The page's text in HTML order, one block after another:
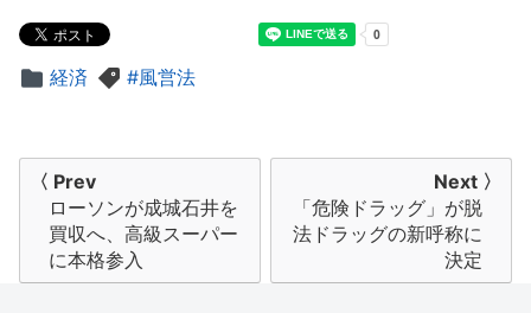
経済 風営法
〈 Prev
ローソンが成城石井を
買収へ、高級スーパー
に本格参入
Next 〉
「危険ドラッグ」が脱
法ドラッグの新呼称に
決定